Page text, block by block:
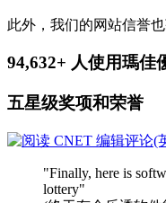
此外，我们的网站信誉
94,632+ 人使用瑪佳
五星级奖项和荣誉
"Finally, here is
lottery"